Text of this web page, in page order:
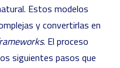
Estos modelos
y convertirlas en
. El proceso
siguientes pasos que